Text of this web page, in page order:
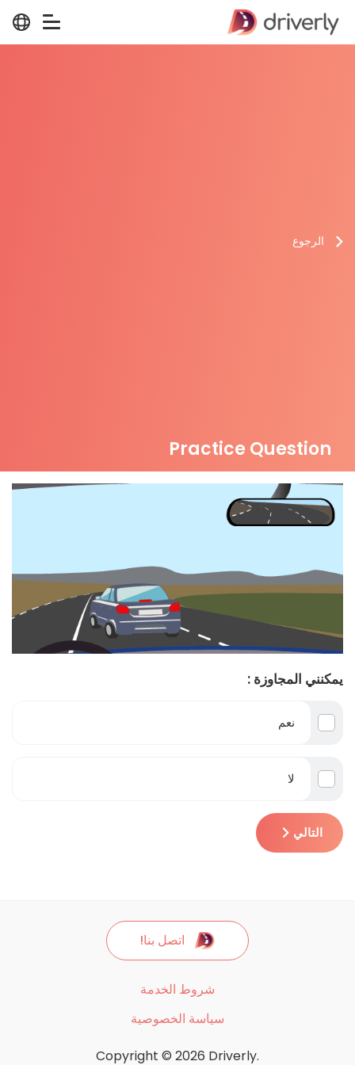
الرجوع
Practice Question
يمكنني المجاوزة :
نعم
لا
التالي
اتصل بنا!
شروط الخدمة
سياسة الخصوصية
Copyright © 2026 Driverly.